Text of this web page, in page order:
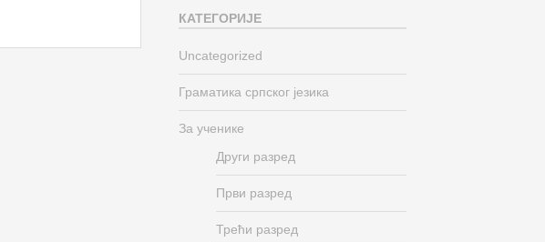
КАТЕГОРИЈЕ
Uncategorized
Граматика српског језика
За ученике
Други разред
Први разред
Трећи разред